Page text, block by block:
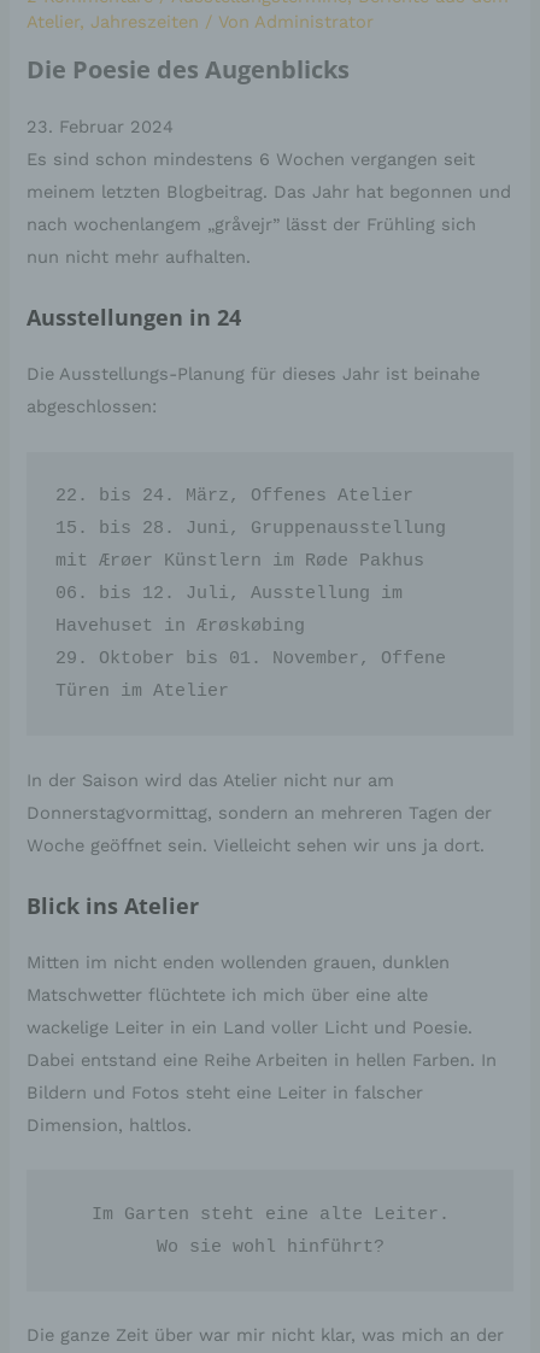
Atelier,Jahreszeiten / VonAdministrator
Die Poesie des Augenblicks
23. Februar 2024
Es sind schon mindestens 6 Wochen vergangen seit
meinem letzten Blogbeitrag. Das Jahr hat begonnen und
nach wochenlangem „gråvejr” lässt der Frühling sich
nun nicht mehr aufhalten.
Ausstellungen in 24
Die Ausstellungs-Planung für dieses Jahr ist beinahe
abgeschlossen:
22. bis 24. März, Offenes Atelier
15. bis 28. Juni, Gruppenausstellung
mit Ærøer Künstlern im Røde Pakhus
06. bis 12. Juli, Ausstellung im
Havehuset in Ærøskøbing
29. Oktober bis 01. November, Offene
Türen im Atelier
In der Saison wird das Atelier nicht nur am
Donnerstagvormittag, sondern an mehreren Tagen der
Woche geöffnet sein. Vielleicht sehen wir uns ja dort.
Blick ins Atelier
Mitten im nicht enden wollenden grauen, dunklen
Matschwetter flüchtete ich mich über eine alte
wackelige Leiter in ein Land voller Licht und Poesie.
Dabei entstand eine Reihe Arbeiten in hellen Farben. In
Bildern und Fotos steht eine Leiter in falscher
Dimension, haltlos.
Im Garten steht eine alte Leiter.
Wo sie wohl hinführt?
Die ganze Zeit über war mir nicht klar, was mich an der